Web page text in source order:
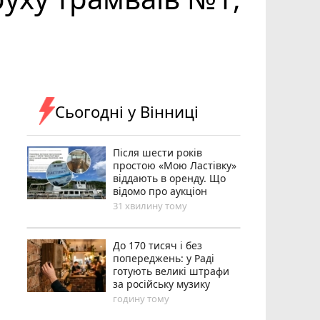
Сьогодні у Вінниці
Після шести років
простою «Мою Ластівку»
віддають в оренду. Що
відомо про аукціон
31 хвилину тому
До 170 тисяч і без
попереджень: у Раді
готують великі штрафи
за російську музику
годину тому